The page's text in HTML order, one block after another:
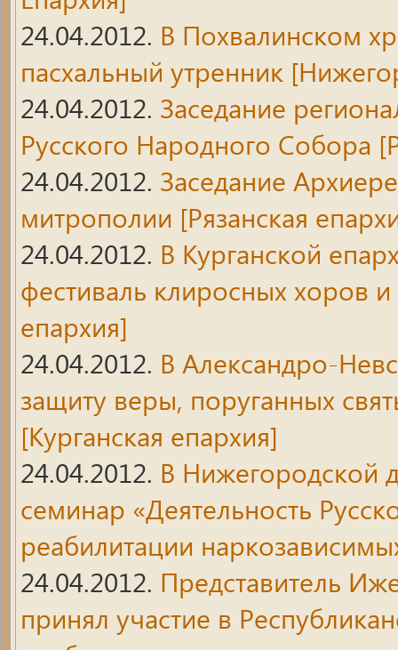
24.04.2012. В Похвалинском
пасхальный утренник
24.04.2012. Заседание
Русского Народного Собора
24.04.2012. Заседание
митрополии [Рязанская
24.04.2012. В Курганской
фестиваль клиросных хоров
епархия]
24.04.2012. В Александро-
защиту веры, поруганных
[Курганская епархия]
24.04.2012. В Нижегородской
семинар «Деятельность
реабилитации
24.04.2012. Представитель
принял участие в